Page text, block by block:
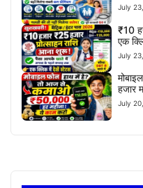
July
₹10
एक
July
हजार
July